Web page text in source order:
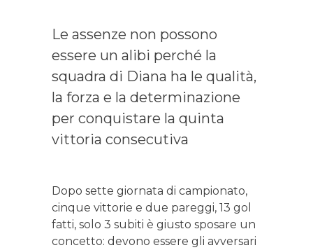
Le assenze non possono
essere un alibi perché la
squadra di Diana ha le qualità,
la forza e la determinazione
per conquistare la quinta
vittoria consecutiva
Dopo sette giornata di campionato,
cinque vittorie e due pareggi, 13 gol
fatti, solo 3 subiti è giusto sposare un
concetto: devono essere gli avversari